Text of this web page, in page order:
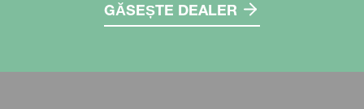
GĂSEȘTE DEALER